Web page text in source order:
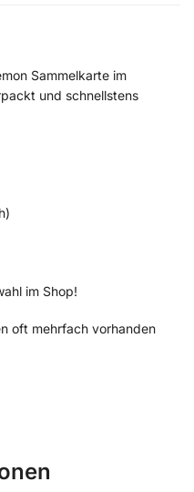
Sammelkarte im
und schnellstens
im Shop!
oft mehrfach vorhanden